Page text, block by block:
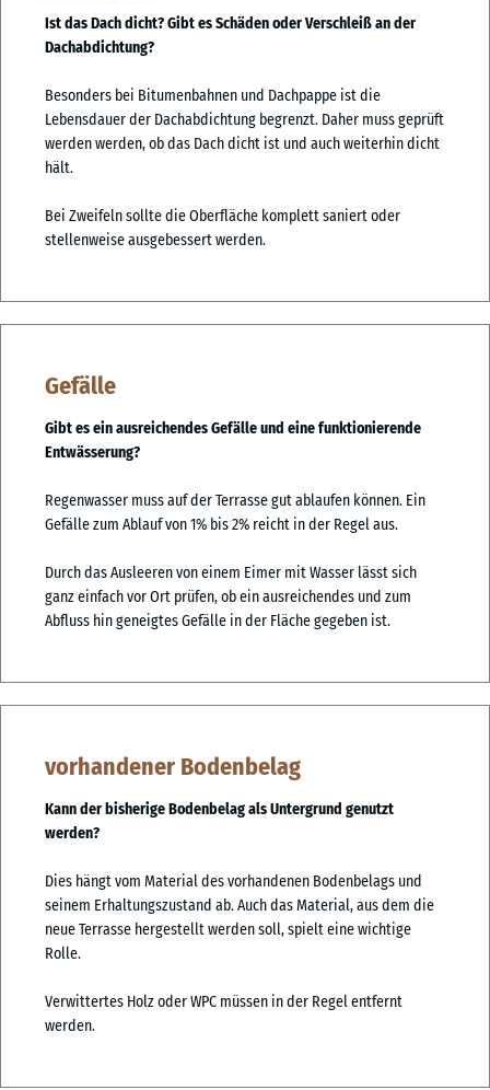
Ist das Dach dicht? Gibt es Schäden oder Verschleiß an der
Dachabdichtung?
Besonders bei Bitumenbahnen und Dachpappe ist die
Lebensdauer der Dachabdichtung begrenzt. Daher muss geprüft
werden werden, ob das Dach dicht ist und auch weiterhin dicht
hält.
Bei Zweifeln sollte die Oberfläche komplett saniert oder
stellenweise ausgebessert werden.
Gefälle
Gibt es ein ausreichendes Gefälle und eine funktionierende
Entwässerung?
Regenwasser muss auf der Terrasse gut ablaufen können. Ein
Gefälle zum Ablauf von 1% bis 2% reicht in der Regel aus.
Durch das Ausleeren von einem Eimer mit Wasser lässt sich
ganz einfach vor Ort prüfen, ob ein ausreichendes und zum
Abfluss hin geneigtes Gefälle in der Fläche gegeben ist.
vorhandener Bodenbelag
Kann der bisherige Bodenbelag als Untergrund genutzt
werden?
Dies hängt vom Material des vorhandenen Bodenbelags und
seinem Erhaltungszustand ab. Auch das Material, aus dem die
neue Terrasse hergestellt werden soll, spielt eine wichtige
Rolle.
Verwittertes Holz oder WPC müssen in der Regel entfernt
werden.